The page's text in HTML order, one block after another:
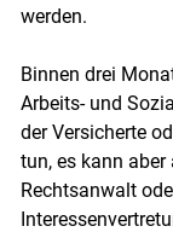
werden.
Binnen drei
Arbeits- und
der Versicherte
tun, es kann aber
Rechtsanwalt